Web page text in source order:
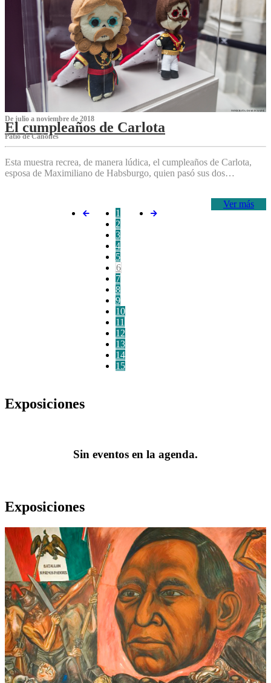
De julio a noviembre de 2018
El cumpleaños de Carlota
Patio de Cañones
Esta muestra recrea, de manera lúdica, el cumpleaños de Carlota,
esposa de Maximiliano de Habsburgo, quien pasó sus dos…
Ver más
1
2
3
4
5
6
7
8
9
10
11
12
13
14
15
Exposiciones
Sin eventos en la agenda.
Exposiciones